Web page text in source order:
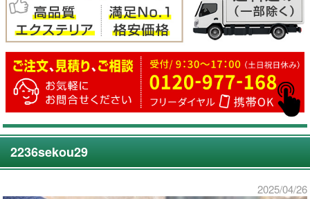
2236sekou29
2025/04/26